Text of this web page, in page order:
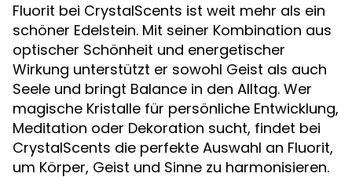
Fluorit bei CrystalScents ist weit mehr als ein
schöner Edelstein. Mit seiner Kombination aus
optischer Schönheit und energetischer
Wirkung unterstützt er sowohl Geist als auch
Seele und bringt Balance in den Alltag. Wer
magische Kristalle für persönliche Entwicklung,
Meditation oder Dekoration sucht, findet bei
CrystalScents die perfekte Auswahl an Fluorit,
um Körper, Geist und Sinne zu harmonisieren.